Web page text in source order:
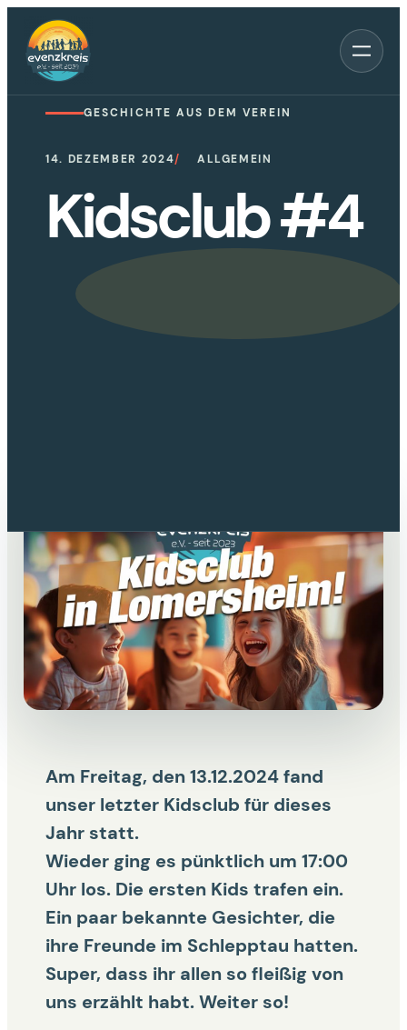
Inhalt
springen
GESCHICHTE AUS DEM VEREIN
14. DEZEMBER 2024 ALLGEMEIN
Kidsclub #4
Am Freitag, den 13.12.2024 fand
unser letzter Kidsclub für dieses
Jahr statt.
Wieder ging es pünktlich um 17:00
Uhr los. Die ersten Kids trafen ein.
Ein paar bekannte Gesichter, die
ihre Freunde im Schlepptau hatten.
Super, dass ihr allen so fleißig von
uns erzählt habt. Weiter so!